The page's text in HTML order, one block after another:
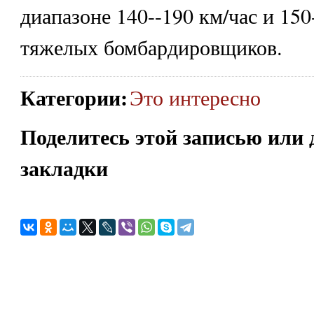
диапазоне 140--190 км/час и
тяжелых бомбардировщиков.
Категории:Это интересно
Поделитесь этой записью или
закладки